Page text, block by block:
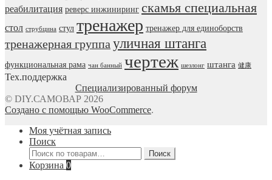
реабилитация реверс инжиниринг скамья специальная
стол струбцина стул тренажер тренажер для единоборств
тренажерная группа уличная штанга
функциональная рама чан банный чертеж шезлонг штанга 健康
Тех.поддержка
Специализированный форум
© DIY.САМОВАР 2026
Создано с помощью WooCommerce.
Моя учётная запись
Поиск
Искать:
Поиск
Корзина 0